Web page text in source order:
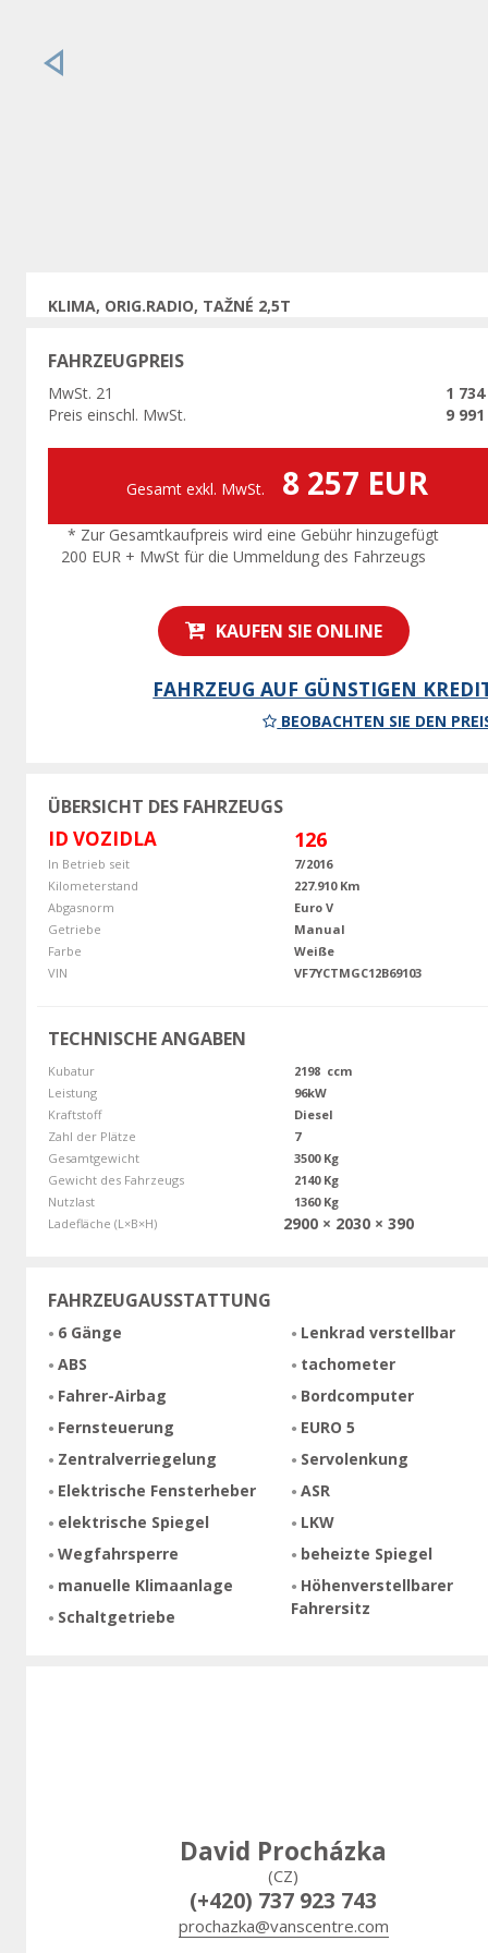
Vorherige
KLIMA, ORIG.RADIO, TAŽNÉ 2,5T
FAHRZEUGPREIS
MwSt. 21
1 734
Preis einschl. MwSt.
9 991
Gesamt exkl. MwSt. 8 257 EUR
* Zur Gesamtkaufpreis wird eine Gebühr hinzugefügt
200 EUR + MwSt für die Ummeldung des Fahrzeugs
KAUFEN SIE ONLINE
FAHRZEUG AUF GÜNSTIGEN
BEOBACHTEN SIE DEN
ÜBERSICHT DES FAHRZEUGS
ID VOZIDLA 126
In Betrieb seit
7/2016
Kilometerstand
227.910 Km
Abgasnorm
Euro V
Getriebe
Manual
Farbe
Weiße
VIN
VF7YCTMGC12B69103
TECHNISCHE ANGABEN
Kubatur
2198 ccm
Leistung
96kW
Kraftstoff
Diesel
Zahl der Plätze
7
Gesamtgewicht
3500 Kg
Gewicht des Fahrzeugs
2140 Kg
Nutzlast
1360 Kg
Ladefläche (L×B×H)
2900 × 2030 × 390
FAHRZEUGAUSSTATTUNG
6 Gänge
ABS
Fahrer-Airbag
Fernsteuerung
Zentralverriegelung
Elektrische Fensterheber
elektrische Spiegel
Wegfahrsperre
manuelle Klimaanlage
Schaltgetriebe
Lenkrad verstellbar
tachometer
Bordcomputer
EURO 5
Servolenkung
ASR
LKW
beheizte Spiegel
Höhenverstellbarer
Fahrersitz
David Procházka
(CZ)
(+420) 737 923 743
prochazka@vanscentre.com